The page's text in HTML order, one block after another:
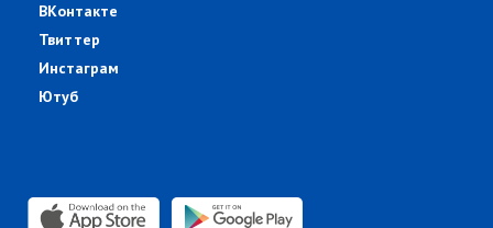
ВКонтакте
Твиттер
Инстаграм
Ютуб